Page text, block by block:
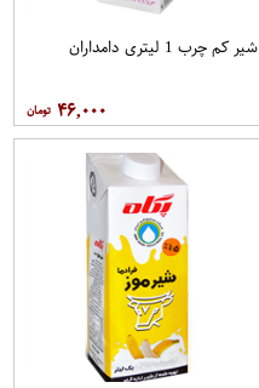
شیر کم چرب 1 لیتری دامداران
۴۶,۰۰۰